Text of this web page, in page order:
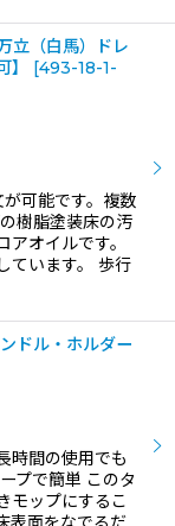
立（白馬）ドレ
[493-18-1-
可能です。複数
樹脂塗装床の汚
オイルです。
ています。 歩行
ドル・ホルダー
時間の使用でも
プで簡単 このタ
モップにするこ